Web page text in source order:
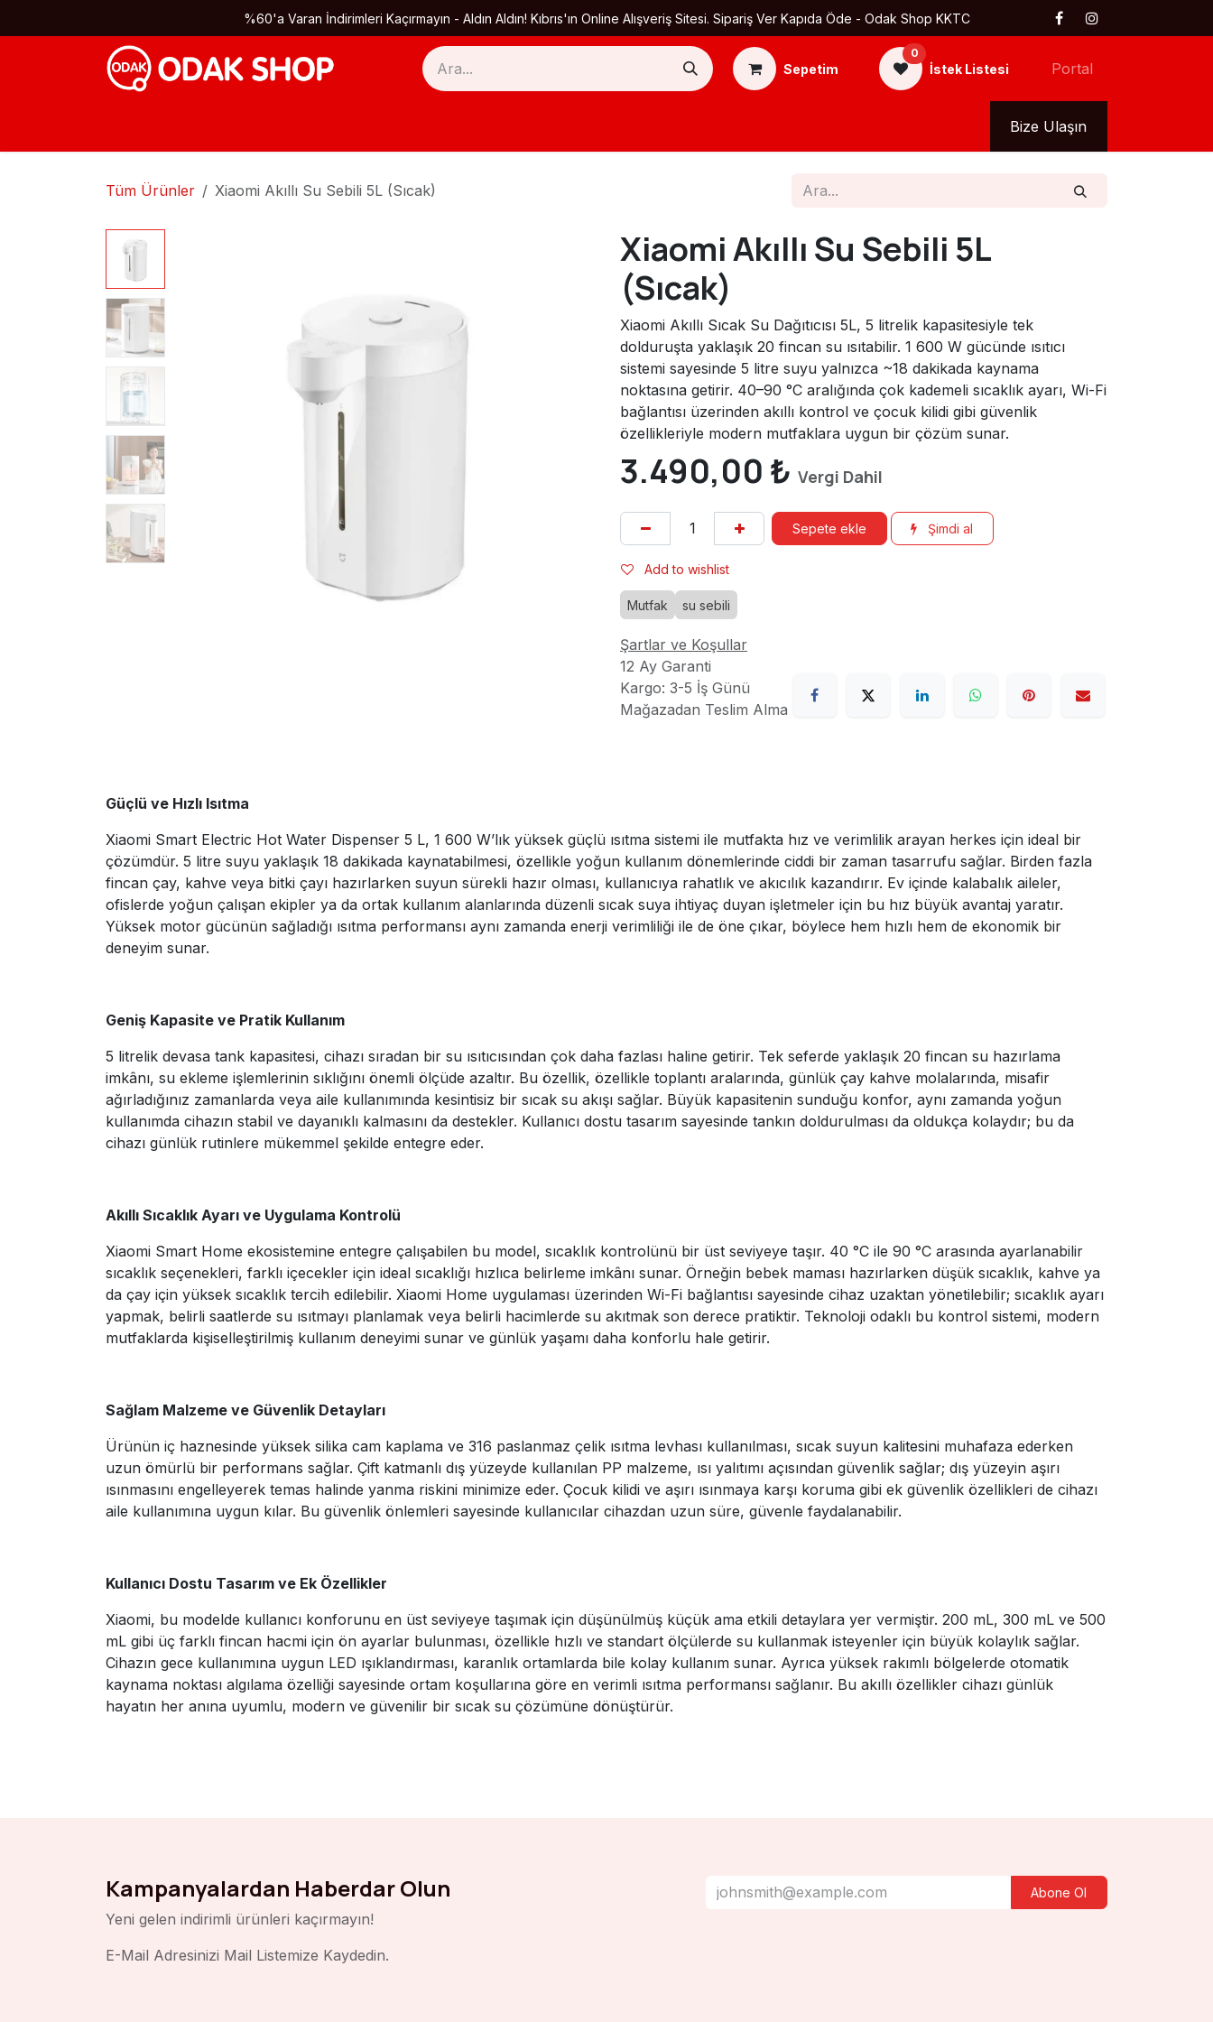
%60'a Varan İndirimleri Kaçırmayın - Aldın Aldın! Kıbrıs'ın Online Alışveriş Sitesi. Sipariş Ver Kapıda Öde - Odak Shop KKTC
Sepetim
0
İstek Listesi Portal
Bize Ulaşın
Tüm Ürünler Xiaomi Akıllı Su Sebili 5L (Sıcak)
Xiaomi Akıllı Su Sebili 5L
(Sıcak)
Xiaomi Akıllı Sıcak Su Dağıtıcısı 5L, 5 litrelik kapasitesiyle tek
dolduruşta yaklaşık 20 fincan su ısıtabilir. 1 600 W gücünde ısıtıcı
sistemi sayesinde 5 litre suyu yalnızca ~18 dakikada kaynama
noktasına getirir. 40–90 °C aralığında çok kademeli sıcaklık ayarı, Wi-Fi
bağlantısı üzerinden akıllı kontrol ve çocuk kilidi gibi güvenlik
özellikleriyle modern mutfaklara uygun bir çözüm sunar.
3.490,00 ₺ Vergi Dahil
Sepete ekle Şimdi al
Add to wishlist
Mutfak su sebili
Şartlar ve Koşullar
12 Ay Garanti
Kargo: 3-5 İş Günü
Mağazadan Teslim Alma
Güçlü ve Hızlı Isıtma
Xiaomi Smart Electric Hot Water Dispenser 5 L, 1 600 W’lık yüksek güçlü ısıtma sistemi ile mutfakta hız ve verimlilik arayan herkes için ideal bir
çözümdür. 5 litre suyu yaklaşık 18 dakikada kaynatabilmesi, özellikle yoğun kullanım dönemlerinde ciddi bir zaman tasarrufu sağlar. Birden fazla
fincan çay, kahve veya bitki çayı hazırlarken suyun sürekli hazır olması, kullanıcıya rahatlık ve akıcılık kazandırır. Ev içinde kalabalık aileler,
ofislerde yoğun çalışan ekipler ya da ortak kullanım alanlarında düzenli sıcak suya ihtiyaç duyan işletmeler için bu hız büyük avantaj yaratır.
Yüksek motor gücünün sağladığı ısıtma performansı aynı zamanda enerji verimliliği ile de öne çıkar, böylece hem hızlı hem de ekonomik bir
deneyim sunar.
Geniş Kapasite ve Pratik Kullanım
5 litrelik devasa tank kapasitesi, cihazı sıradan bir su ısıtıcısından çok daha fazlası haline getirir. Tek seferde yaklaşık 20 fincan su hazırlama
imkânı, su ekleme işlemlerinin sıklığını önemli ölçüde azaltır. Bu özellik, özellikle toplantı aralarında, günlük çay kahve molalarında, misafir
ağırladığınız zamanlarda veya aile kullanımında kesintisiz bir sıcak su akışı sağlar. Büyük kapasitenin sunduğu konfor, aynı zamanda yoğun
kullanımda cihazın stabil ve dayanıklı kalmasını da destekler. Kullanıcı dostu tasarım sayesinde tankın doldurulması da oldukça kolaydır; bu da
cihazı günlük rutinlere mükemmel şekilde entegre eder.
Akıllı Sıcaklık Ayarı ve Uygulama Kontrolü
Xiaomi Smart Home ekosistemine entegre çalışabilen bu model, sıcaklık kontrolünü bir üst seviyeye taşır. 40 °C ile 90 °C arasında ayarlanabilir
sıcaklık seçenekleri, farklı içecekler için ideal sıcaklığı hızlıca belirleme imkânı sunar. Örneğin bebek maması hazırlarken düşük sıcaklık, kahve ya
da çay için yüksek sıcaklık tercih edilebilir. Xiaomi Home uygulaması üzerinden Wi-Fi bağlantısı sayesinde cihaz uzaktan yönetilebilir; sıcaklık ayarı
yapmak, belirli saatlerde su ısıtmayı planlamak veya belirli hacimlerde su akıtmak son derece pratiktir. Teknoloji odaklı bu kontrol sistemi, modern
mutfaklarda kişiselleştirilmiş kullanım deneyimi sunar ve günlük yaşamı daha konforlu hale getirir.
Sağlam Malzeme ve Güvenlik Detayları
Ürünün iç haznesinde yüksek silika cam kaplama ve 316 paslanmaz çelik ısıtma levhası kullanılması, sıcak suyun kalitesini muhafaza ederken
uzun ömürlü bir performans sağlar. Çift katmanlı dış yüzeyde kullanılan PP malzeme, ısı yalıtımı açısından güvenlik sağlar; dış yüzeyin aşırı
ısınmasını engelleyerek temas halinde yanma riskini minimize eder. Çocuk kilidi ve aşırı ısınmaya karşı koruma gibi ek güvenlik özellikleri de cihazı
aile kullanımına uygun kılar. Bu güvenlik önlemleri sayesinde kullanıcılar cihazdan uzun süre, güvenle faydalanabilir.
Kullanıcı Dostu Tasarım ve Ek Özellikler
Xiaomi, bu modelde kullanıcı konforunu en üst seviyeye taşımak için düşünülmüş küçük ama etkili detaylara yer vermiştir. 200 mL, 300 mL ve 500
mL gibi üç farklı fincan hacmi için ön ayarlar bulunması, özellikle hızlı ve standart ölçülerde su kullanmak isteyenler için büyük kolaylık sağlar.
Cihazın gece kullanımına uygun LED ışıklandırması, karanlık ortamlarda bile kolay kullanım sunar. Ayrıca yüksek rakımlı bölgelerde otomatik
kaynama noktası algılama özelliği sayesinde ortam koşullarına göre en verimli ısıtma performansı sağlanır. Bu akıllı özellikler cihazı günlük
hayatın her anına uyumlu, modern ve güvenilir bir sıcak su çözümüne dönüştürür.
Kampanyalardan Haberdar Olun
Yeni gelen indirimli ürünleri kaçırmayın!
E-Mail Adresinizi Mail Listemize Kaydedin.
Abone Ol